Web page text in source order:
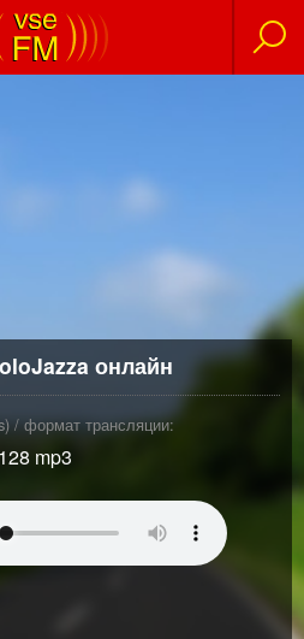
онлайн
/ формат трансляции:
128 mp3